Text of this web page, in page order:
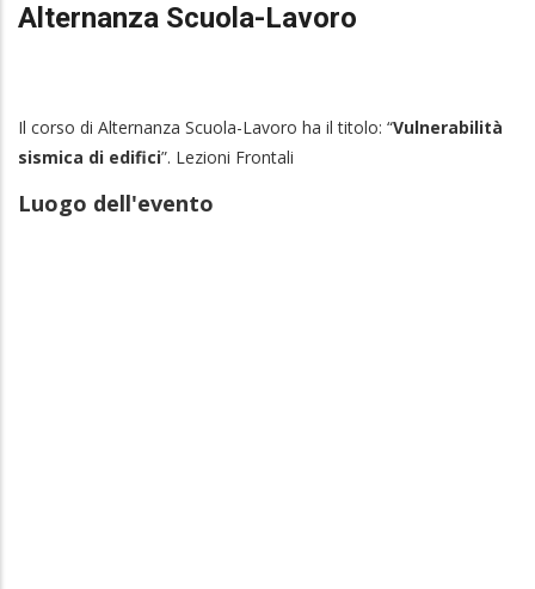
Alternanza Scuola-Lavoro
Il corso di Alternanza Scuola-Lavoro ha il titolo: “Vulnerabilità
sismica di edifici”. Lezioni Frontali
Luogo dell'evento